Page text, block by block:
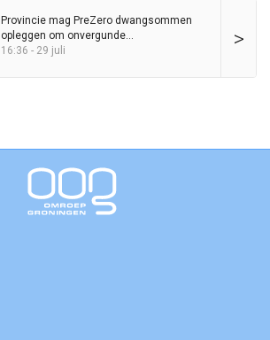
>
Provincie mag PreZero dwangsommen
opleggen om onvergunde
sorteerinstallatie
16:36 - 29 juli